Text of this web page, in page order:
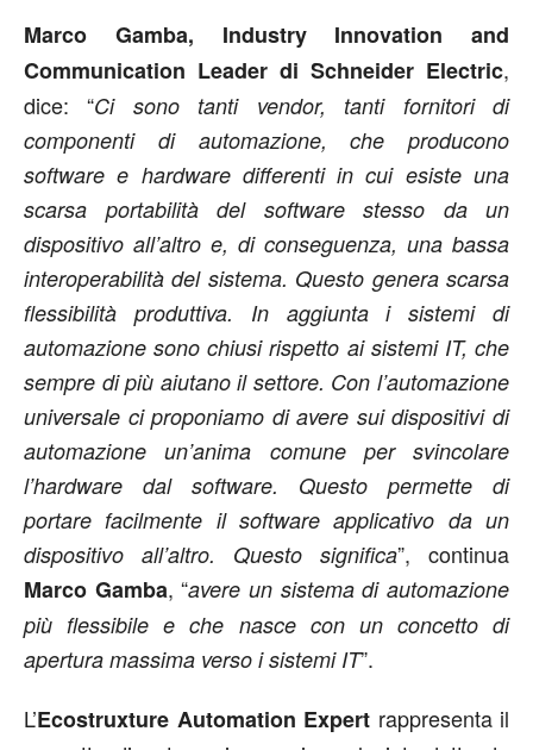
Marco Gamba, Industry Innovation and
Communication Leader di Schneider Electric,
dice: “Ci sono tanti vendor, tanti fornitori di
componenti di automazione, che producono
software e hardware differenti in cui esiste una
scarsa portabilità del software stesso da un
dispositivo all’altro e, di conseguenza, una bassa
interoperabilità del sistema. Questo genera scarsa
flessibilità produttiva. In aggiunta i sistemi di
automazione sono chiusi rispetto ai sistemi IT, che
sempre di più aiutano il settore. Con l’automazione
universale ci proponiamo di avere sui dispositivi di
automazione un’anima comune per svincolare
l’hardware dal software. Questo permette di
portare facilmente il software applicativo da un
dispositivo all’altro. Questo significa”, continua
Marco Gamba, “avere un sistema di automazione
più flessibile e che nasce con un concetto di
apertura massima verso i sistemi IT”.
L’Ecostruxture Automation Expert rappresenta il